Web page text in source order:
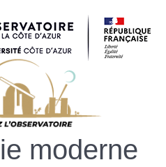
moderne